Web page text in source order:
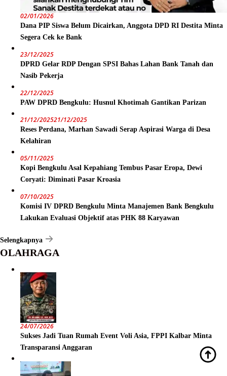
02/01/2026
Dana PIP Siswa Belum Dicairkan, Anggota DPD RI Destita Minta
Segera Cek ke Bank
23/12/2025
DPRD Gelar RDP Dengan SPSI Bahas Lahan Bank Tanah dan
Nasib Pekerja
22/12/2025
PAW DPRD Bengkulu: Husnul Khotimah Gantikan Parizan
21/12/202521/12/2025
Reses Perdana, Marhan Sawadi Serap Aspirasi Warga di Desa
Kelahiran
05/11/2025
Kopi Bengkulu Asal Kepahiang Tembus Pasar Eropa, Dewi
Coryati: Diminati Pasar Kroasia
07/10/2025
Komisi IV DPRD Bengkulu Minta Manajemen Bank Bengkulu
Lakukan Evaluasi Objektif atas PHK 88 Karyawan
Selengkapnya
OLAHRAGA
24/07/2026
Sukses Jadi Tuan Rumah Event Voli Asia, FPPI Kalbar Minta
Transparansi Anggaran